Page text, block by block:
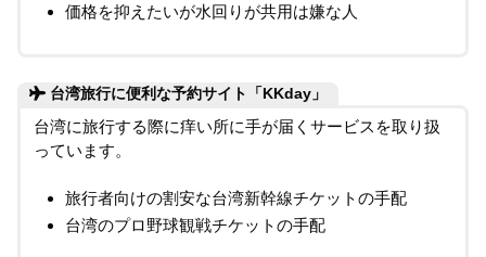
価格を抑えたいが水回りが共用は嫌な人
台湾旅行に便利な予約サイト「KKday」
台湾に旅行する際に痒い所に手が届くサービスを取り扱
っています。
旅行者向けの割安な台湾新幹線チケットの手配
台湾のプロ野球観戦チケットの手配